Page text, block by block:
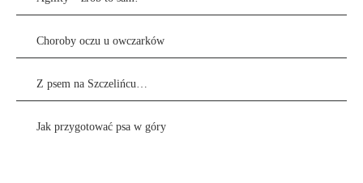
Choroby oczu u owczarków
Z psem na Szczelińcu…
Jak przygotować psa w góry